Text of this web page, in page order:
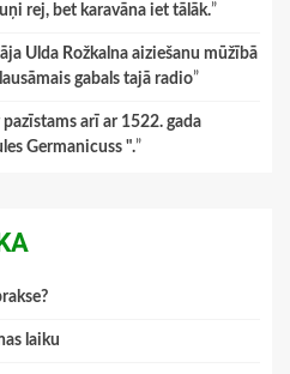
rej, bet karavāna iet tālāk.”
Ulda Rožkalna aiziešanu mūžībā
gabals tajā radio”
arī ar 1522. gada
Germanicuss ".”
laiku